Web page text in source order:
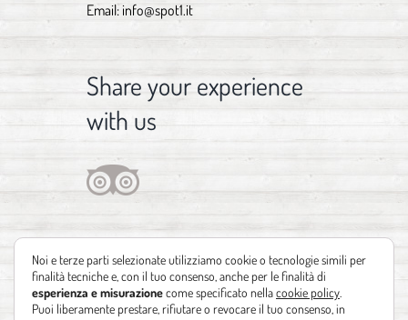
Email: info@spot1.it
Share your experience
with us
Noi e terze parti selezionate utilizziamo cookie o tecnologie simili per
finalità tecniche e, con il tuo consenso, anche per le finalità di
esperienza e misurazionecome specificato nellacookie policy
Puoi liberamente prestare, rifiutare o revocare il tuo consenso, in